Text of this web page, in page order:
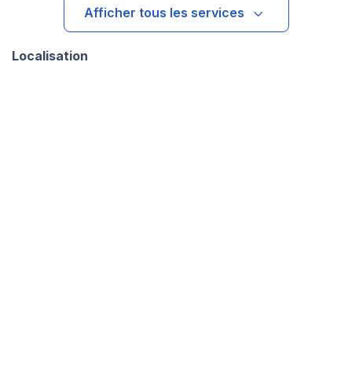
Afficher tous les services
Localisation